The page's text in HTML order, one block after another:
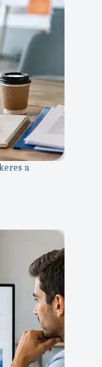
a